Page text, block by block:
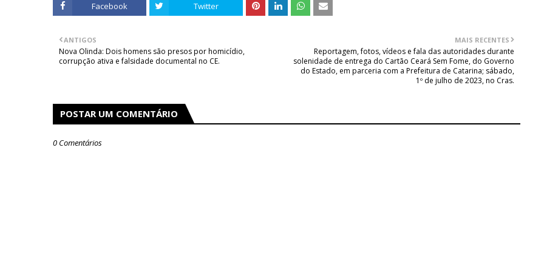
Facebook Twitter
MAIS RECENTES
Reportagem, fotos, vídeos e fala das autoridades durante
solenidade de entrega do Cartão Ceará Sem Fome, do Governo
do Estado, em parceria com a Prefeitura de Catarina; sábado,
1º de julho de 2023, no Cras.
ANTIGOS
Nova Olinda: Dois homens são presos por homicídio,
corrupção ativa e falsidade documental no CE.
POSTAR UM COMENTÁRIO
0 Comentários